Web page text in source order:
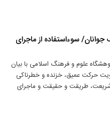
سوءاستفاده از ماجرای
علوم و فرهنگ اسلامی با بیان
حرکت عمیق، خزنده و خطرناکی
شریعت، طریقت و حقیقت و ماجرای